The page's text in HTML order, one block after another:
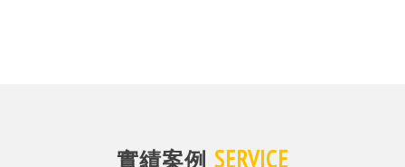
實績案例 SERVICE